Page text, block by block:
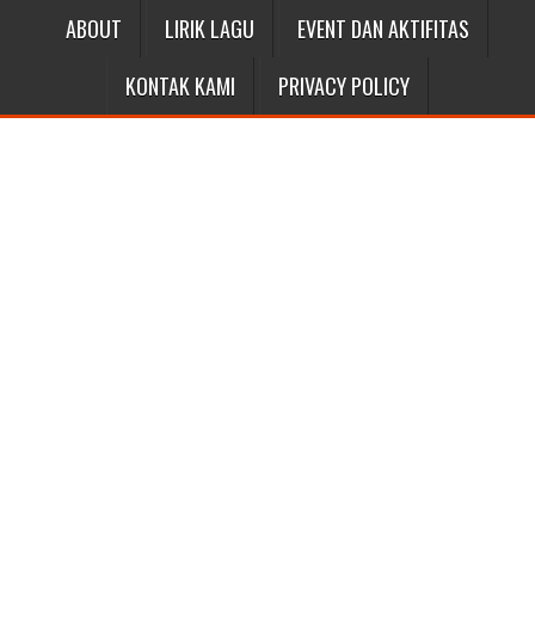
ABOUT LIRIK LAGU
EVENT DAN AKTIFITAS
KONTAK KAMI
PRIVACY POLICY